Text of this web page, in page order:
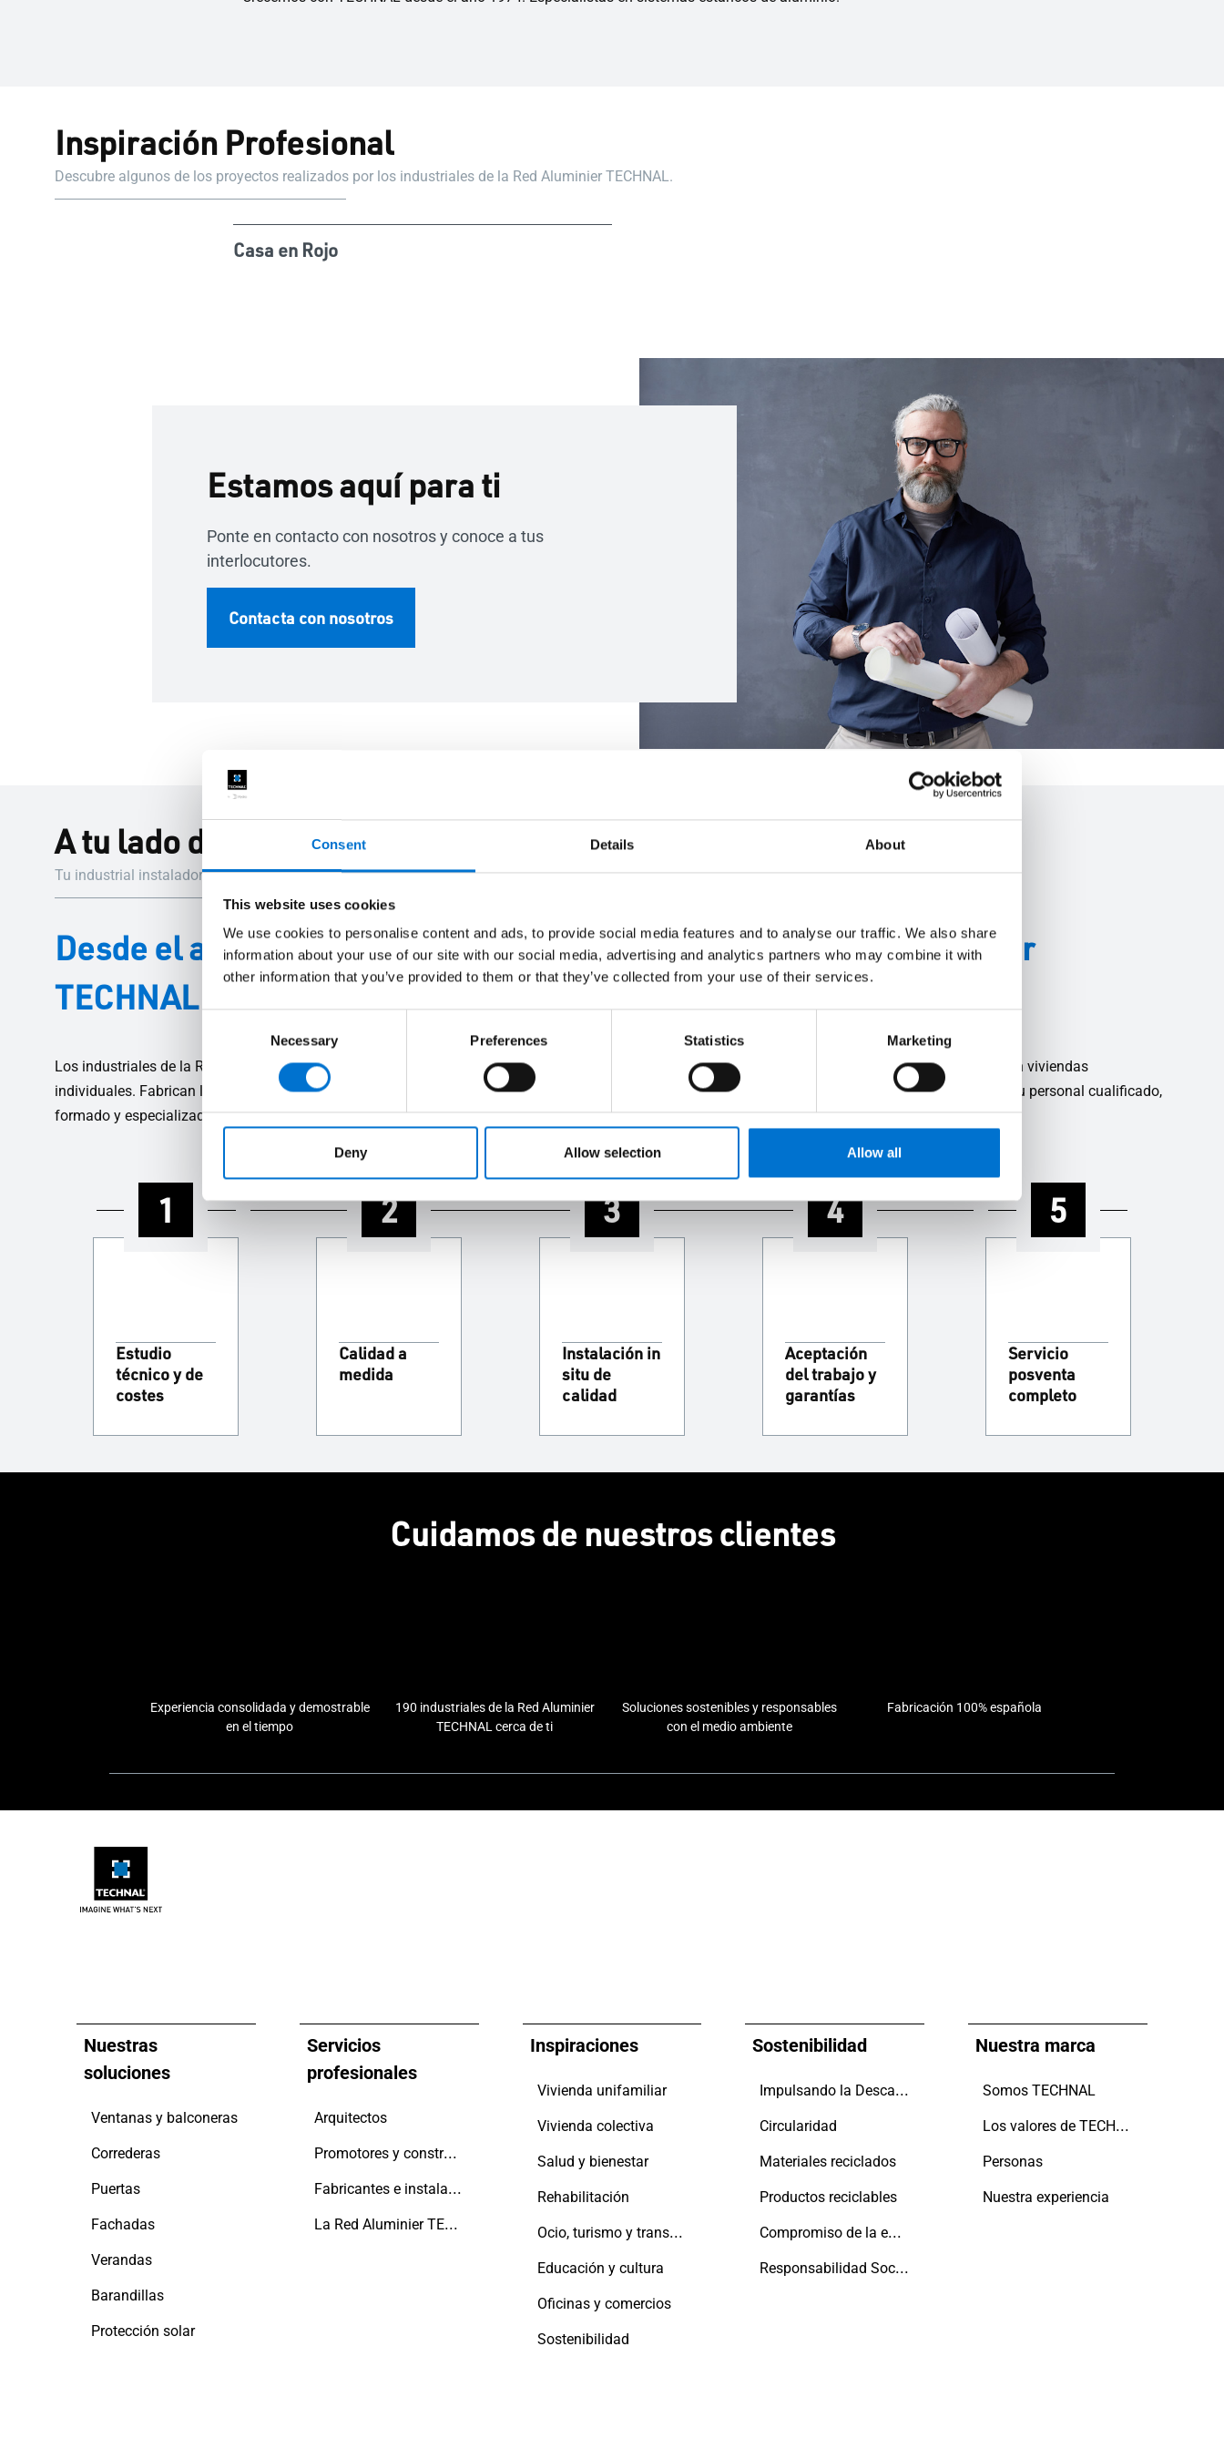
Consent Details About
This website uses cookies
We use cookies to personalise content and ads, to provide social media features and to analyse our traffic. We also share
information about your use of our site with our social media, advertising and analytics partners who may combine it with
other information that you’ve provided to them or that they’ve collected from your use of their services.
Necessary Preferences Statistics Marketing
Deny Allow selection Allow all
Inspiración Profesional
Descubre algunos de los proyectos realizados por los industriales de la Red Aluminier TECHNAL.
Casa en Rojo
Estamos aquí para ti
Ponte en contacto con nosotros y conoce a tus
interlocutores.
Contacta con nosotros
A tu lado durante todo el proyecto
Tu industrial instalador Aluminier TECHNAL te guiará paso a paso en cada fase del proyecto.
Desde el asesoramiento hasta la instalación, tu industrial Aluminier
TECHNAL a tu lado cada momento.
Los industriales de la Red Aluminier TECHNAL son empresas independientes, reconocidas por su experiencia tanto en proyectos a gran escala como en viviendas
individuales. Fabrican los sistemas de carpintería de aluminio a medida en sus propios talleres y los instalan ellos mismos con sus propios equipos. Su personal cualificado,
formado y especializado te ayudará en todas las fases del proyecto, desde el diseño hasta la instalación en obra.
1
Estudio
técnico y de
costes
2
Calidad a
medida
3
Instalación in
situ de
calidad
4
Aceptación
del trabajo y
garantías
5
Servicio
posventa
completo
Cuidamos de nuestros clientes
Experiencia consolidada y demostrable
en el tiempo
190 industriales de la Red Aluminier
TECHNAL cerca de ti
Soluciones sostenibles y responsables
con el medio ambiente
Fabricación 100% española
Nuestras
soluciones
Ventanas y balconeras
Correderas
Puertas
Fachadas
Verandas
Barandillas
Protección solar
Servicios
profesionales
Arquitectos
Promotores y constructores
Fabricantes e instaladores
La Red Aluminier TECHNAL
Inspiraciones
Vivienda unifamiliar
Vivienda colectiva
Salud y bienestar
Rehabilitación
Ocio, turismo y transporte
Educación y cultura
Oficinas y comercios
Sostenibilidad
Sostenibilidad
Impulsando la Descarbonización
Circularidad
Materiales reciclados
Productos reciclables
Compromiso de la empresa con las personas y el planeta
Responsabilidad Social
Nuestra marca
Somos TECHNAL
Los valores de TECHNAL
Personas
Nuestra experiencia